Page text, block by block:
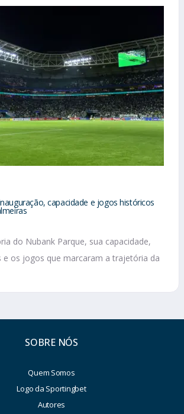
capacidade e jogos históricos
do Nubank Parque, sua capacidade,
e os jogos que marcaram a trajetória da
SOBRE NÓS
Quem Somos
Logo da Sportingbet
Autores